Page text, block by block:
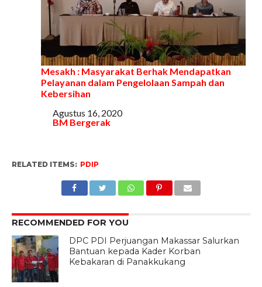
Mesakh : Masyarakat Berhak Mendapatkan
Pelayanan dalam Pengelolaan Sampah dan
Kebersihan
Tanggal
Agustus 16, 2020
Sehubungan dengan
BM Bergerak
RELATED ITEMS: PDIP
RECOMMENDED FOR YOU
DPC PDI Perjuangan Makassar Salurkan
Bantuan kepada Kader Korban
Kebakaran di Panakkukang